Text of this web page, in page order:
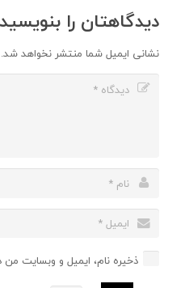
دیدگاهتان را بنویسید
نشانی ایمیل شما منتشر نخواهد شد.
ذخیره نام، ایمیل و وبسایت من